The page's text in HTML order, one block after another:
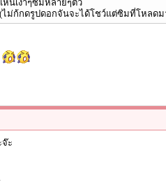
ห็นเงาๆซิมหลายๆตัว
ม่ก้กดรูปดอกจันจะได้โชว์แต่ซิมที่โหลดม
ะ